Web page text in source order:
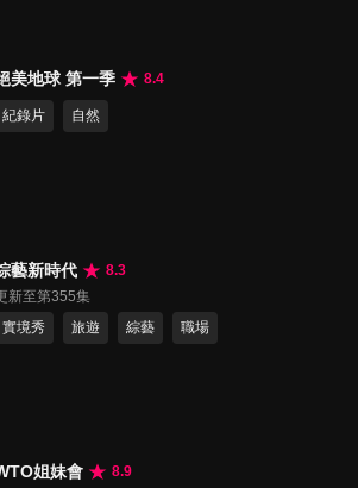
美地球 第一季 8.4
紀錄片 自然
藝新時代
8.3
新至第355集
實境秀
旅遊 綜藝 職場
姐妹會
8.9